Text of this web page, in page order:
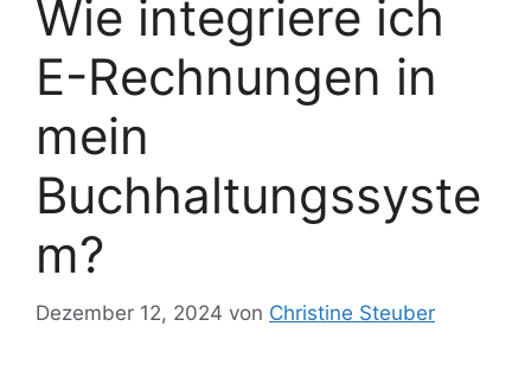
Wie integriere ich
E-Rechnungen in
mein
Buchhaltungssyste
m?
Dezember 12, 2024 von Christine Steuber